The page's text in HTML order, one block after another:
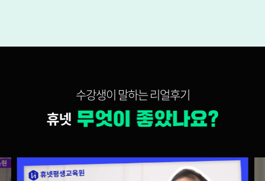
수강생이 말하는 리얼후기